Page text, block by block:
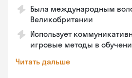
Была международным
Великобритании
Использует
игровые методы в
Читать дальше